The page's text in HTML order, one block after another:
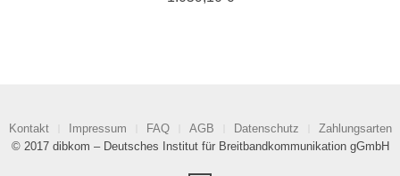
Kontakt Impressum FAQ AGB Datenschutz
Zahlungsarten
© 2017 dibkom – Deutsches Institut für Breitbandkommunikation gGmbH